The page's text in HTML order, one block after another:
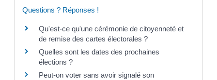
Questions ? Réponses !
Qu'est-ce qu'une cérémonie de citoyenneté et
de remise des cartes électorales ?
Quelles sont les dates des prochaines
élections ?
Peut-on voter sans avoir signalé son